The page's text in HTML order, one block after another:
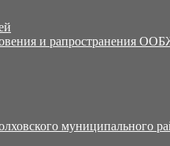
и рапространения
муниципального